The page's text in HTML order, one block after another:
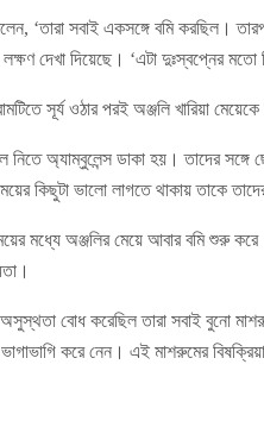
‘তারা সবাই একসঙ্গে বমি করছিল।
দেখা দিয়েছে। ‘এটা দুঃস্বপ্নের
সূর্য ওঠার পরই অঞ্জলি খারিয়া
নিতে অ্যাম্বুলেন্স ডাকা হয়। তাদের
কিছুটা ভালো লাগতে থাকায় তাকে
মধ্যে অঞ্জলির মেয়ে আবার বমি শুরু
অসুস্থতা বোধ করেছিল তারা সবাই বুনো
ভাগাভাগি করে নেন। এই মাশরুমের